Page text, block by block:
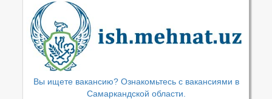
Вы ищете вакансию? Ознакомьтесь с вакансиями в
Самаркандской области.